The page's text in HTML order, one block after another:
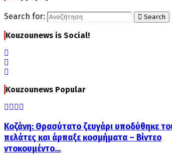
Search for: Search
Kouzounews is Social!
Kouzounews Popular
Κοζάνη: Θρασύτατο ζευγάρι υποδύθηκε
πελάτες και άρπαξε κοσμήματα – Βίντεο
ντοκουμέντο...